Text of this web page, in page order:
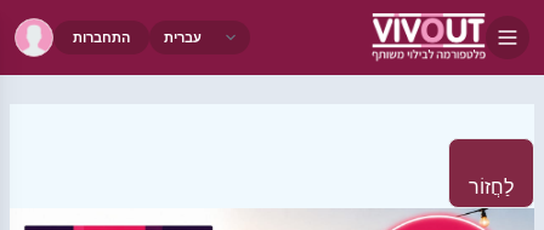
התחברות
לַחֲזוֹר